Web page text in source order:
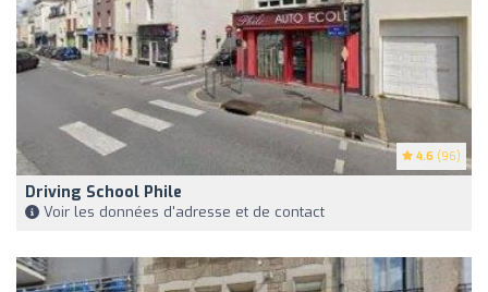
4.6 (96)
Driving School Phile
Voir les données d'adresse et de contact